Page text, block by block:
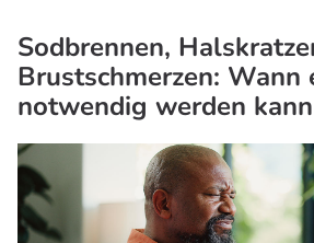
Sodbrennen,
Brustschmerzen: Wann
notwendig werden kann